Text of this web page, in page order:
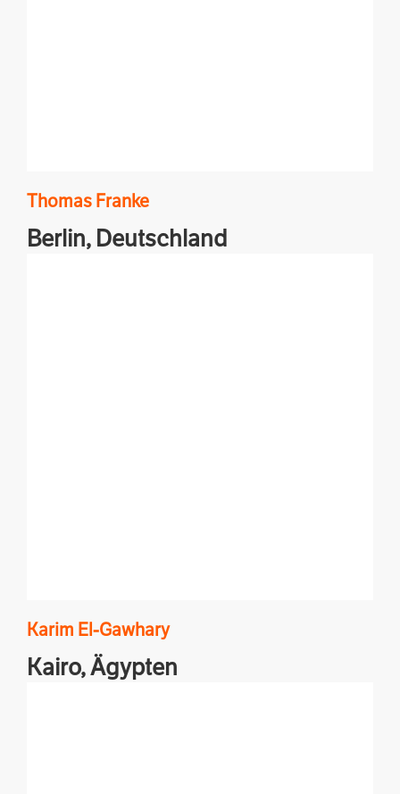
Thomas Franke
Berlin, Deutschland
Karim El-Gawhary
Kairo,Ägypten